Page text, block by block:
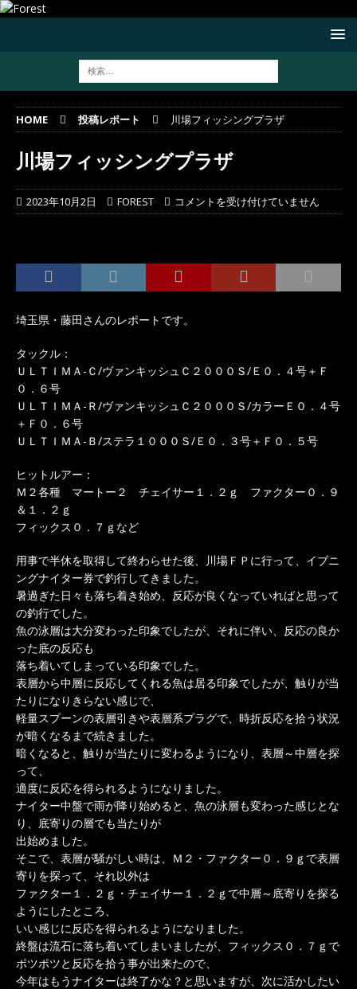
HOME 投稿レポート 川場フィッシングプラザ
川場フィッシングプラザ
2023年10月2日 FOREST コメントを受け付けていません
埼玉県・藤田さんのレポートです。
タックル：
ＵＬＴＩＭＡ-Ｃ/ヴァンキッシュＣ２０００Ｓ/Ｅ０．４号＋Ｆ
０．６号
ＵＬＴＩＭＡ-Ｒ/ヴァンキッシュＣ２０００Ｓ/カラーＥ０．４号
＋Ｆ０．６号
ＵＬＴＩＭＡ-Ｂ/ステラ１０００Ｓ/Ｅ０．３号＋Ｆ０．５号
ヒットルアー：
Ｍ２各種 マートー２ チェイサー１．２ｇ ファクター０．９
＆１．２ｇ
フィックス０．７ｇなど
用事で半休を取得して終わらせた後、川場ＦＰに行って、イブニ
ングナイター券で釣行してきました。
暑過ぎた日々も落ち着き始め、反応が良くなっていればと思って
の釣行でした。
魚の泳層は大分変わった印象でしたが、それに伴い、反応の良か
った底の反応も
落ち着いてしまっている印象でした。
表層から中層に反応してくれる魚は居る印象でしたが、触りが当
たりになりきらない感じで、
軽量スプーンの表層引きや表層系プラグで、時折反応を拾う状況
が暗くなるまで続きました。
暗くなると、触りが当たりに変わるようになり、表層～中層を探
って、
適度に反応を得られるようになりました。
ナイター中盤で雨が降り始めると、魚の泳層も変わった感じとな
り、底寄りの層でも当たりが
出始めました。
そこで、表層が騒がしい時は、Ｍ２・ファクター０．９ｇで表層
寄りを探って、それ以外は
ファクター１．２ｇ・チェイサー１．２ｇで中層～底寄りを探る
ようにしたところ、
いい感じに反応を得られるようになりました。
終盤は流石に落ち着いてしまいましたが、フィックス０．７ｇで
ポツポツと反応を拾う事が出来たので、
今年はもうナイターは終了かな？と思いますが、次に活かしたい